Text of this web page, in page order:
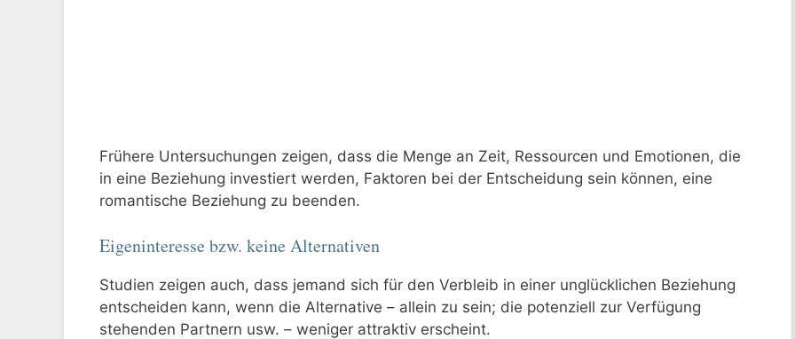
Frühere Untersuchungen zeigen, dass die Menge an Zeit, Ressourcen und Emotionen, die
in eine Beziehung investiert werden, Faktoren bei der Entscheidung sein können, eine
romantische Beziehung zu beenden.
Eigeninteresse bzw. keine Alternativen
Studien zeigen auch, dass jemand sich für den Verbleib in einer unglücklichen Beziehung
entscheiden kann, wenn die Alternative – allein zu sein; die potenziell zur Verfügung
stehenden Partnern usw. – weniger attraktiv erscheint.